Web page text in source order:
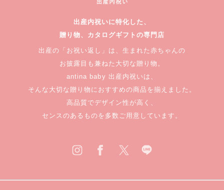
出産内祝いに特化した、
贈り物、カタログギフトの専門店
出産の「お祝い返し」は、生まれた赤ちゃんの
お披露目も兼ねた大切な贈り物。
antina baby 出産内祝いは、
そんな大切な贈り物におすすめの商品を揃えました。
高品質でデザイン性が高く、
センスのあるものを多数ご用意しています。